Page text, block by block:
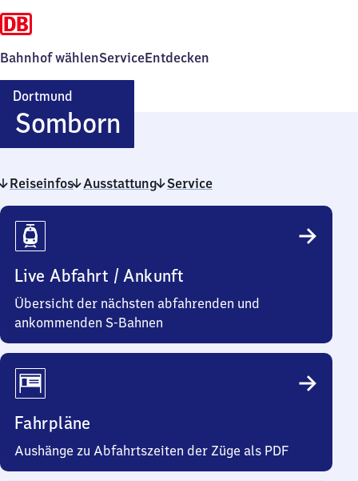
Bahnhof wählenServiceEntdecken
Dortmund
SombornDortmund-
Somborn
Reiseinfos Ausstattung Service
Reiseinfos
Live Abfahrt / Ankunft
Übersicht der nächsten abfahrenden und
ankommenden S-Bahnen
Fahrpläne
Aushänge zu Abfahrtszeiten der Züge als PDF